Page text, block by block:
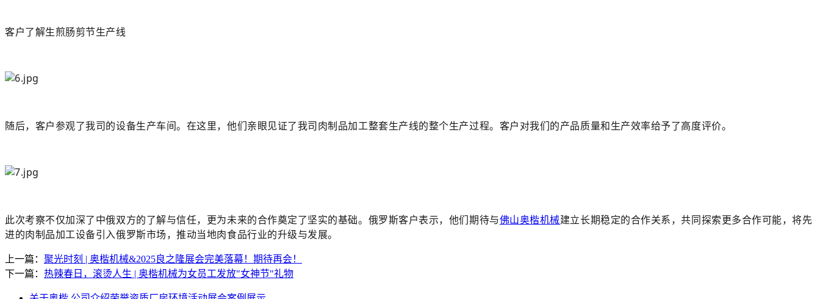
客户了解生煎肠剪节生产线
随后，客户参观了我司的设备生产车间。在这里，他们亲眼见证了我司肉制品加工整套生产线的整个生产过程。客户对我们的产品质量和生产效率给予了高度评价。
此次考察不仅加深了中俄双方的了解与信任，更为未来的合作奠定了坚实的基础。俄罗斯客户表示，他们期待与佛山奥楷机械建立长期稳定的合作关系，共同探索更多合作可能，将先
进的肉制品加工设备引入俄罗斯市场，推动当地肉食品行业的升级与发展。
上一篇： 聚光时刻 | 奥楷机械&2025良之隆展会完美落幕！期待再会！
下一篇： 热辣春日，滚烫人生 | 奥楷机械为女员工发放"女神节"礼物